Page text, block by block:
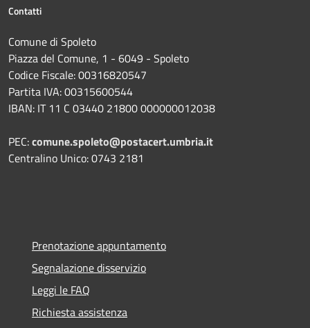
Contatti
Comune di Spoleto
Piazza del Comune, 1 - 6049 - Spoleto
Codice Fiscale: 00316820547
Partita IVA: 00315600544
IBAN: IT 11 C 03440 21800 000000012038
PEC:comune.spoleto@postacert.umbria.it
Centralino Unico: 0743 2181
Prenotazione appuntamento
Segnalazione disservizio
Leggi le FAQ
Richiesta assistenza